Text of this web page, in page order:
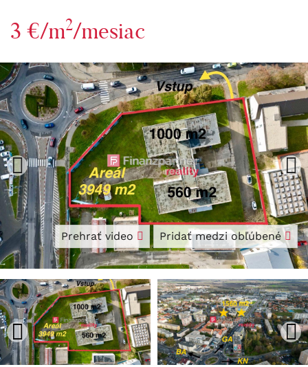
3 €/m2/mesiac
Prehrať video Pridať medzi obľúbené